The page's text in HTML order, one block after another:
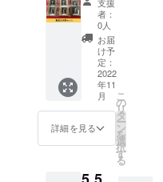
12日
(土) 10
時～ 13
時～ 17
時～ ※
参加方
法など
詳細は
メール
にてご
スティ
ングさ
れたも
ち米を
100％使
用し、
蒸して
半搗き
にした
プチプ
ティッ
レー
ン、よ
もぎ、
ごま各2
個ずつ
のセッ
トで
す。 輪
川原農
産栽培
のファ
スティ
れたも
者：
0人
お届
け予
定：
2022
年11
月
詳細を見る
こ
の
リ
タ
ー
ン
を
選
択
す
る